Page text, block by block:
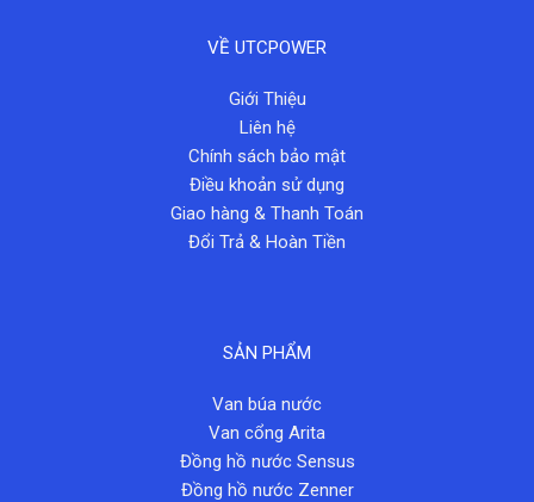
VỀ UTCPOWER
Giới Thiệu
Liên hệ
Chính sách bảo mật
Điều khoản sử dụng
Giao hàng & Thanh Toán
Đổi Trả & Hoàn Tiền
SẢN PHẨM
Van búa nước
Van cổng Arita
Đồng hồ nước Sensus
Đồng hồ nước Zenner